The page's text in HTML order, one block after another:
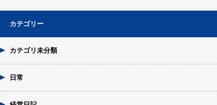
カテゴリー
カテゴリ未分類
日常